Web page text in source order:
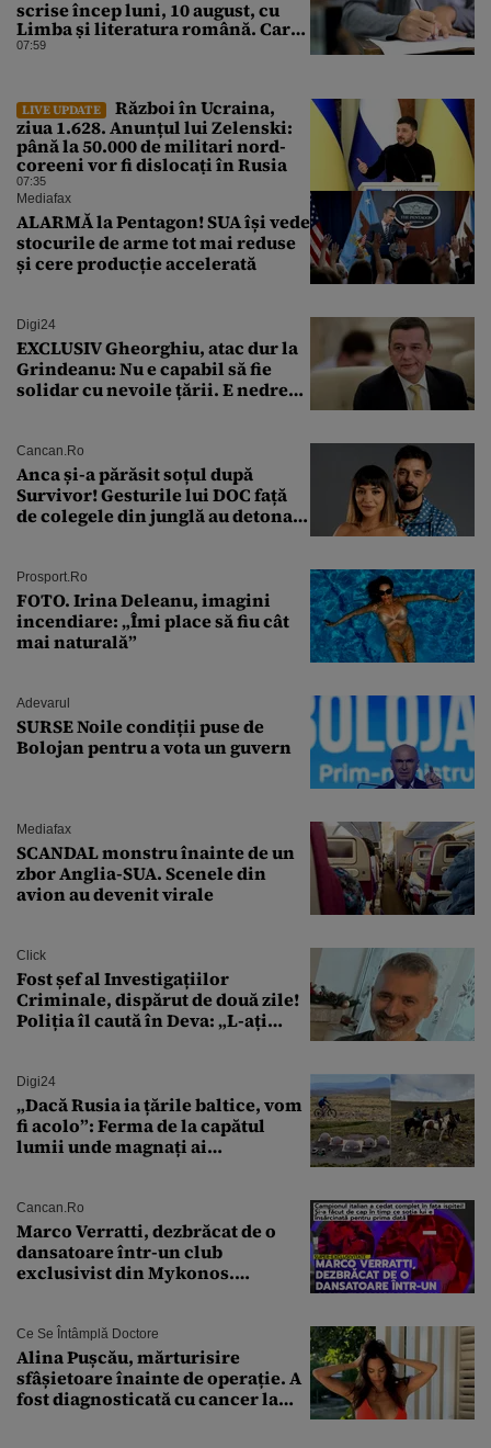
scrise încep luni, 10 august, cu
Limba și literatura română. Care
sunt regulile promovării
07:59
LIVE UPDATE
Război în Ucraina,
ziua 1.628. Anunțul lui Zelenski:
până la 50.000 de militari nord-
coreeni vor fi dislocați în Rusia
07:35
Mediafax
ALARMĂ la Pentagon! SUA își vede
stocurile de arme tot mai reduse
și cere producție accelerată
Digi24
EXCLUSIV Gheorghiu, atac dur la
Grindeanu: Nu e capabil să fie
solidar cu nevoile țării. E nedrept
Cancan.ro
Anca și-a părăsit soțul după
Survivor! Gesturile lui DOC față
de colegele din junglă au detonat
Prosport.ro
FOTO. Irina Deleanu, imagini
incendiare: „Îmi place să fiu cât
mai naturală”
Adevarul
SURSE Noile condiții puse de
Bolojan pentru a vota un guvern
Mediafax
SCANDAL monstru înainte de un
zbor Anglia-SUA. Scenele din
avion au devenit virale
Click
Fost șef al Investigațiilor
Criminale, dispărut de două zile!
Poliția îl caută în Deva: „L-ați
Digi24
„Dacă Rusia ia țările baltice, vom
fi acolo”: Ferma de la capătul
lumii unde magnați ai
Cancan.ro
Marco Verratti, dezbrăcat de o
dansatoare într-un club
exclusivist din Mykonos.
Ce Se Întâmplă Doctore
Alina Pușcău, mărturisire
sfâșietoare înainte de operație. A
fost diagnosticată cu cancer la